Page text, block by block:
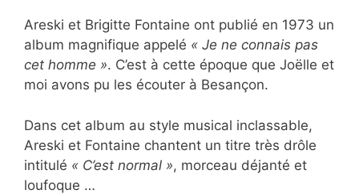
Areski et Brigitte Fontaine ont publié en 1973 un
album magnifique appelé « Je ne connais pas
cet homme ». C’est à cette époque que Joëlle et
moi avons pu les écouter à Besançon.
Dans cet album au style musical inclassable,
Areski et Fontaine chantent un titre très drôle
intitulé « C’est normal », morceau déjanté et
loufoque …